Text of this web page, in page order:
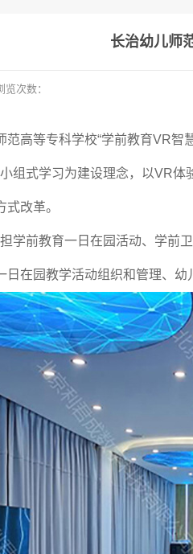
长治幼儿师
览次数：
高等专科学校“学前教育VR智
组式学习为建设理念，以VR
改革。
学前教育一日在园活动、学前
日在园教学活动组织和管理、